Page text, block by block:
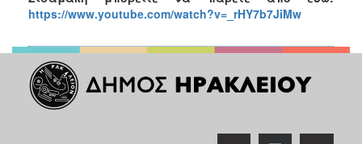
https://www.youtube.com/watch?v=_rHY7b7JiMw